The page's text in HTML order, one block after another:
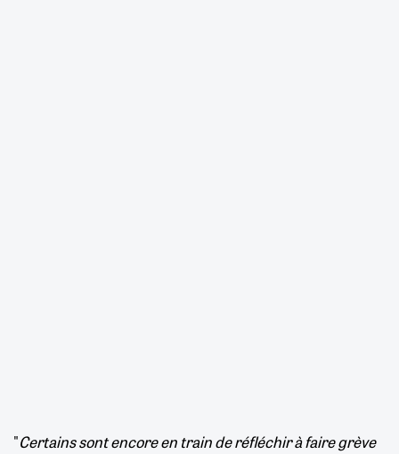
"Certains sont encore en train de réfléchir à faire grève